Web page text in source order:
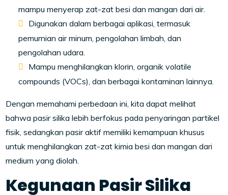
mampu menyerap zat-zat besi dan mangan dari air.
Digunakan dalam berbagai aplikasi, termasuk
pemurnian air minum, pengolahan limbah, dan
pengolahan udara.
Mampu menghilangkan klorin, organik volatile
compounds (VOCs), dan berbagai kontaminan lainnya.
Dengan memahami perbedaan ini, kita dapat melihat
bahwa pasir silika lebih berfokus pada penyaringan partikel
fisik, sedangkan pasir aktif memiliki kemampuan khusus
untuk menghilangkan zat-zat kimia besi dan mangan dari
medium yang diolah.
Kegunaan Pasir Silika